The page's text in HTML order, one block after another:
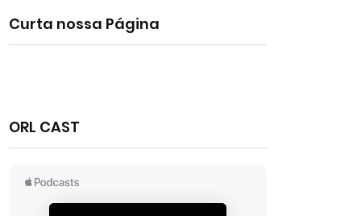
Curta nossa Página
ORL CAST